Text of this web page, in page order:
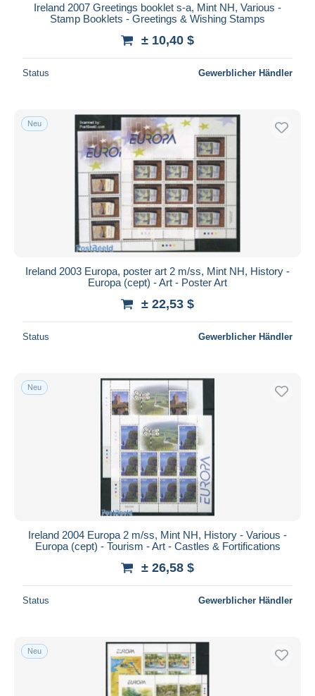
Ireland 2007 Greetings booklet s-a, Mint NH, Various -
Stamp Booklets - Greetings & Wishing Stamps
± 10,40 $
Status Gewerblicher Händler
Neu
Ireland 2003 Europa, poster art 2 m/ss, Mint NH, History -
Europa (cept) - Art - Poster Art
± 22,53 $
Status Gewerblicher Händler
Neu
Ireland 2004 Europa 2 m/ss, Mint NH, History - Various -
Europa (cept) - Tourism - Art - Castles & Fortifications
± 26,58 $
Status Gewerblicher Händler
Neu